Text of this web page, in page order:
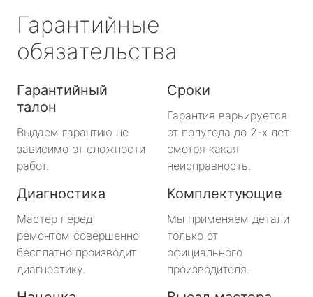
Гарантийные
обязательства
Гарантийный
талон
Выдаем гарантию не
зависимо от сложности
работ.
Сроки
Гарантия варьируется
от полугода до 2-х лет
смотря какая
неисправность.
Диагностика
Мастер перед
ремонтом совершенно
бесплатно производит
диагностику.
Комплектующие
Мы применяем детали
только от
официального
производителя.